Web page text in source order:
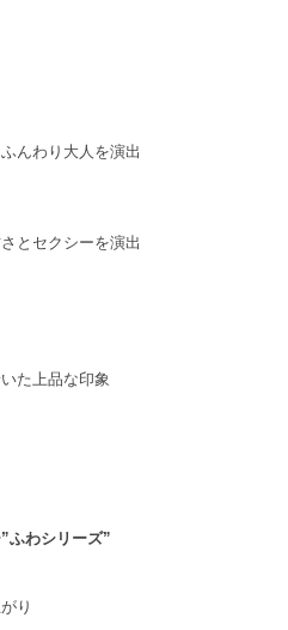
んわり大人を演出
とセクシーを演出
た上品な印象
ふわシリーズ”
り